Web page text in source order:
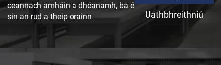
ceannach amháin a dhéanamh, ba é
sin an rud a theip orainn
Uathbhreithniú